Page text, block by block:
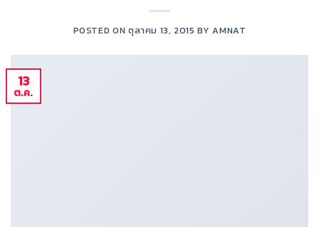
POSTED ON ตุลาคม 13, 2015 BYAMNAT
13
ต.ค.